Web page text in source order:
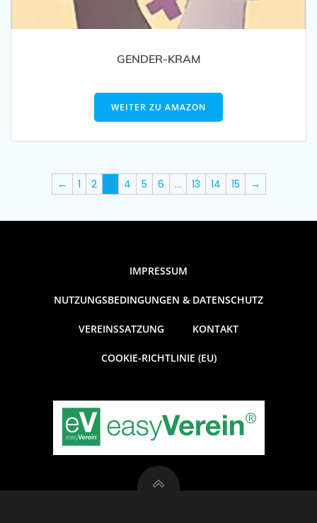
GENDER-KRAM
WEITER ZU AMAZON
← 1 2 3 4 5 6 … 13 14 15 →
IMPRESSUM
NUTZUNGSBEDINGUNGEN & DATENSCHUTZ
VEREINSSATZUNG KONTAKT
COOKIE-RICHTLINIE (EU)